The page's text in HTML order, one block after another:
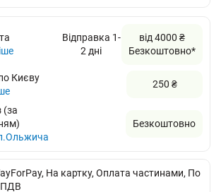
Відправка 1-
2 дні
від 4000 ₴
Безкоштовно*
Києву
250 ₴
(за
Безкоштовно
На картку, Оплата частинами, По
ПДВ